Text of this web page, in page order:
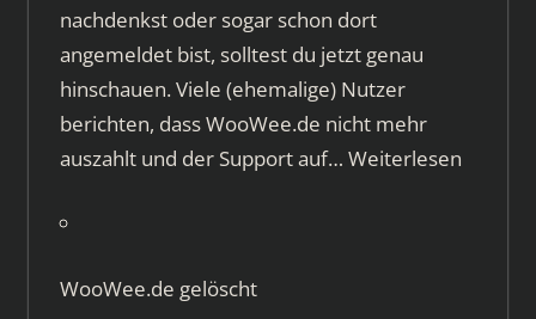
nachdenkst oder sogar schon dort
angemeldet bist, solltest du jetzt genau
hinschauen. Viele (ehemalige) Nutzer
berichten, dass WooWee.de nicht mehr
auszahlt und der Support auf… Weiterlesen
WooWee.de gelöscht